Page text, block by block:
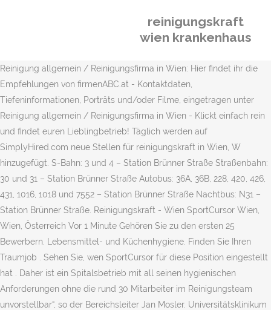
reinigungskraft
wien krankenhaus
Reinigung allgemein / Reinigungsfirma in Wien: Hier findet ihr die
Empfehlungen von firmenABC.at - Kontaktdaten,
Tiefeninformationen, Porträts und/oder Filme, eingetragen unter
Reinigung allgemein / Reinigungsfirma in Wien - Klickt einfach rein
und findet euren Lieblingbetrieb! Täglich werden auf
SimplyHired.com neue Stellen für reinigungskraft in Wien, W
hinzugefügt. S-Bahn: 3 und 4 – Station Brünner Straße Straßenbahn:
30 und 31 – Station Brünner Straße Autobus: 36A, 36B, 228, 420, 426,
431, 1016, 1018 und 7552 – Station Brünner Straße Nachtbus: N31 –
Station Brünner Straße. Reinigungskraft - Wien SportCursor Wien,
Wien, Österreich Vor 1 Minute Gehören Sie zu den ersten 25
Bewerbern. Lebensmittel- und Küchenhygiene. Finden Sie Ihren
Traumjob . Sehen Sie, wen SportCursor für diese Position eingestellt
hat . Daher ist ein Spitalsbetrieb mit all seinen hygienischen
Anforderungen ohne die rund 30 Mitarbeiter im Reinigungsteam
unvorstellbar“, so der Bereichsleiter Jan Mosler. Universitätsklinikum